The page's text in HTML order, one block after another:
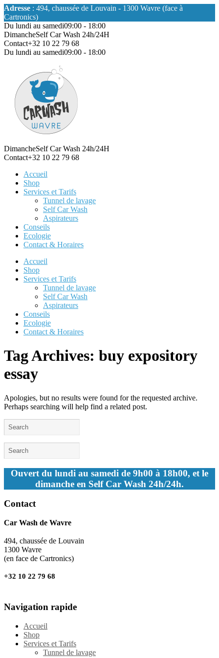
Adresse : 494, chaussée de Louvain - 1300 Wavre (face à
Cartronics)
Du lundi au samedi09:00 - 18:00
DimancheSelf Car Wash 24h/24H
Contact+32 10 22 79 68
Du lundi au samedi09:00 - 18:00
DimancheSelf Car Wash 24h/24H
Contact+32 10 22 79 68
Accueil
Shop
Services et Tarifs
Tunnel de lavage
Self Car Wash
Aspirateurs
Conseils
Ecologie
Contact & Horaires
Accueil
Shop
Services et Tarifs
Tunnel de lavage
Self Car Wash
Aspirateurs
Conseils
Ecologie
Contact & Horaires
Tag Archives: buy expository
essay
Apologies, but no results were found for the requested archive.
Perhaps searching will help find a related post.
Ouvert du lundi au samedi de 9h00 à 18h00, et le
dimanche en Self Car Wash 24h/24h.
Contact
Car Wash de Wavre
494, chaussée de Louvain
1300 Wavre
(en face de Cartronics)
+32 10 22 79 68
Navigation rapide
Accueil
Shop
Services et Tarifs
Tunnel de lavage